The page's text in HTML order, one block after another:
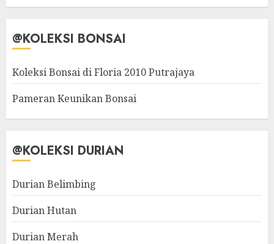
@KOLEKSI BONSAI
Koleksi Bonsai di Floria 2010 Putrajaya
Pameran Keunikan Bonsai
@KOLEKSI DURIAN
Durian Belimbing
Durian Hutan
Durian Merah